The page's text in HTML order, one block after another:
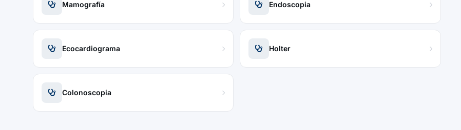
Mamografía Endoscopia
Ecocardiograma Holter
Colonoscopia